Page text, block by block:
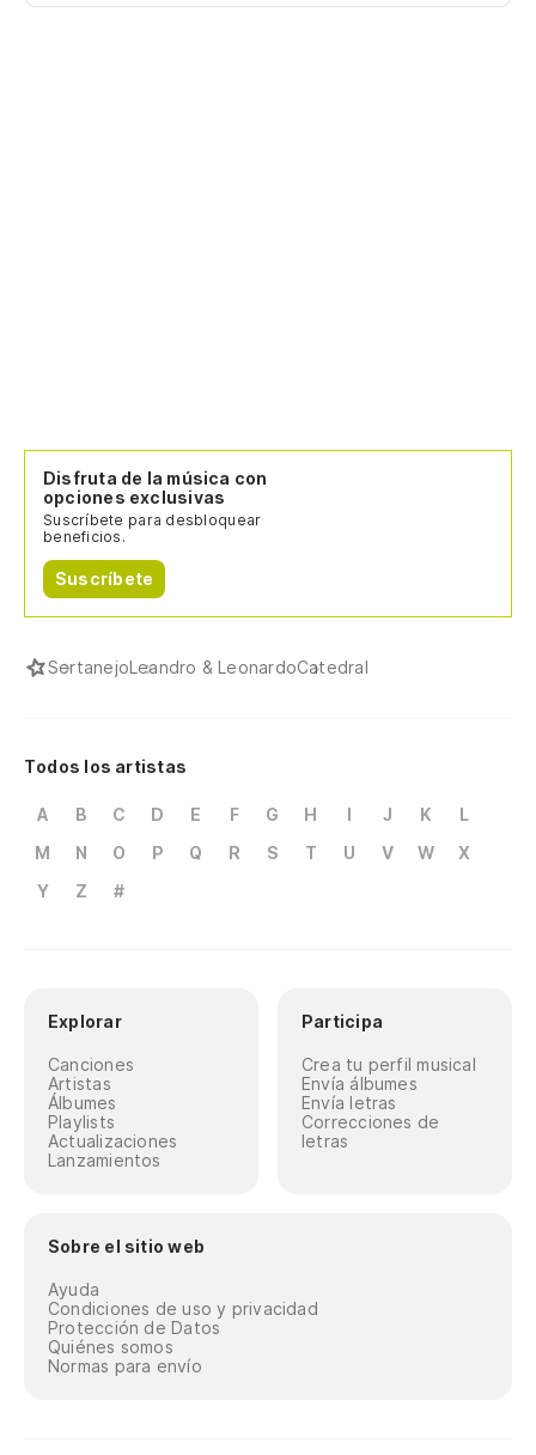
Disfruta de la música con
opciones exclusivas
Suscríbete para desbloquear
beneficios.
Suscríbete
SertanejoLeandro & LeonardoCatedral
Todos los artistas
A B C D E F G H I J K
L
M
N O P Q R S T U V W
X
Y
Z #
Explorar
Canciones
Artistas
Álbumes
Playlists
Actualizaciones
Lanzamientos
Participa
Crea tu perfil musical
Envía álbumes
Envía letras
Correcciones de
letras
Sobre el sitio web
Ayuda
Condiciones de uso y privacidad
Protección de Datos
Quiénes somos
Normas para envío